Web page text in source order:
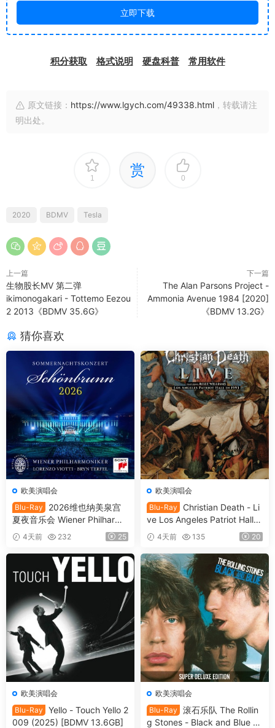
立即下载
积分获取 格式说明 硬盘科普 常用软件
原文链接： https://www.lgych.com/49338.html ，转载请注
明出处。
1 赏 0
2020 BDMV Tesla
上一篇
生物股长MV 第二弹
ikimonogakari - Tottemo Eezou
2 2013《BDMV 35.6G》
下一篇
The Alan Parsons Project -
Ammonia Avenue 1984 [2020]
《BDMV 13.2G》
猜你喜欢
欧美演唱会
Blu-Ray
2026维也纳美泉宫
夏夜音乐会 Wiener Philharmo
niker - Summer Night Conce
rt 2026 [BDMV 21.1GB]
4天前 232 25
欧美演唱会
Blu-Ray
Christian Death - Li
ve Los Angeles Patriot Hall 1
993 (2025) SD Blu-Ray [BD
MV 22.8GB]
4天前 135 20
欧美演唱会
Blu-Ray
Yello - Touch Yello 2
009 (2025) [BDMV 13.6GB]
欧美演唱会
Blu-Ray
滚石乐队 The Rollin
g Stones - Black and Blue 2